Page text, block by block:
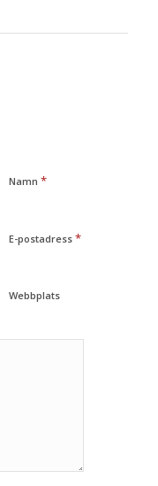
Namn *
E-postadress *
Webbplats